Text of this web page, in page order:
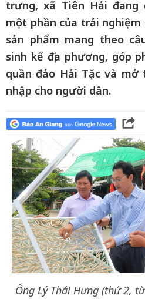
trưng, xã Tiên Hải đang
một phần của trải nghiệm
sản phẩm mang theo
sinh kế địa phương, góp
quần đảo Hải Tặc và
nhập cho người dân.
Ông Lý Thái Hưng (thứ 2,